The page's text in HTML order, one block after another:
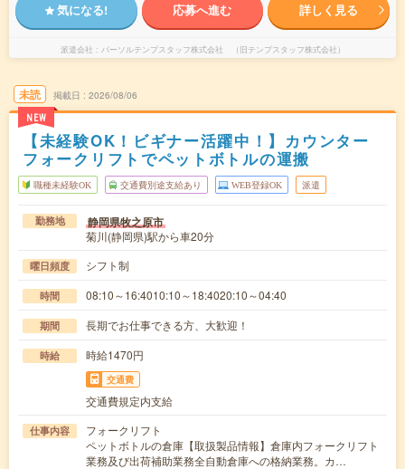
気になる! 応募へ進む 詳しく見る
派遣会社 パーソルテンプスタッフ株式会社 （旧テンプスタッフ株式会社）
未読
NEW
掲載日 2026/08/06
【未経験OK！ビギナー活躍中！】カウンター
フォークリフトでペットボトルの運搬
職種未経験OK 交通費別途支給あり WEB登録OK 派遣
勤務地 静岡県牧之原市
菊川(静岡県)駅から車20分
曜日頻度 シフト制
時間 08:10～16:4010:10～18:4020:10～04:40
期間 長期でお仕事できる方、大歓迎！
時給 時給1470円
交通費
交通費規定内支給
仕事内容
フォークリフト
ペットボトルの倉庫【取扱製品情報】倉庫内フォークリフト
業務及び出荷補助業務全自動倉庫への格納業務。カ…